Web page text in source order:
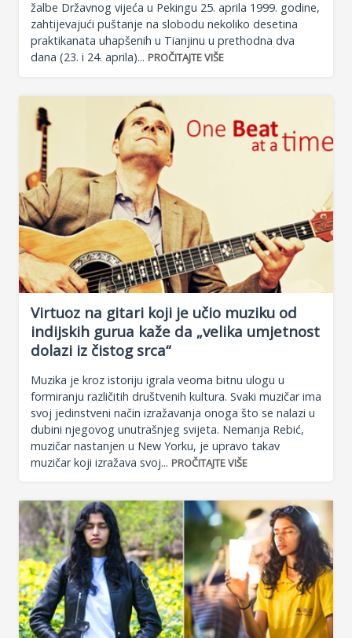
žalbe Državnog vijeća u Pekingu 25. aprila 1999. godine,
zahtijevajući puštanje na slobodu nekoliko desetina
praktikanata uhapšenih u Tianjinu u prethodna dva
dana (23. i 24. aprila)... PROČITAJTE VIŠE
Virtuoz na gitari koji je učio muziku od
indijskih gurua kaže da „velika umjetnost
dolazi iz čistog srca“
Muzika je kroz istoriju igrala veoma bitnu ulogu u
formiranju različitih društvenih kultura. Svaki muzičar ima
svoj jedinstveni način izražavanja onoga što se nalazi u
dubini njegovog unutrašnjeg svijeta. Nemanja Rebić,
muzičar nastanjen u New Yorku, je upravo takav
muzičar koji izražava svoj... PROČITAJTE VIŠE